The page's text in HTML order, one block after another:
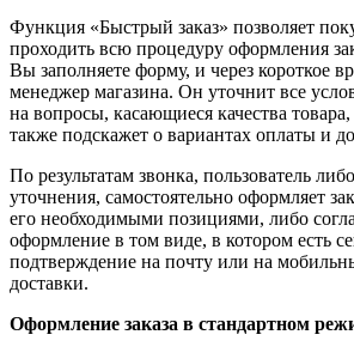
Функция «Быстрый заказ» позволяет
проходить всю процедуру оформления
Вы заполняете форму, и через короткое
менеджер магазина. Он уточнит все
на вопросы, касающиеся качества
также подскажет о вариантах оплаты и
По результатам звонка, пользователь
уточнения, самостоятельно оформляет
его необходимыми позициями, либо
оформление в том виде, в котором есть
подтверждение на почту или на
доставки.
Оформление заказа в стандартном